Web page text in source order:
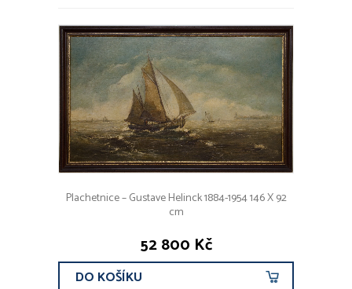
Plachetnice – Gustave Helinck 1884-1954 146 X 92
cm
52 800 Kč
DO KOŠÍKU